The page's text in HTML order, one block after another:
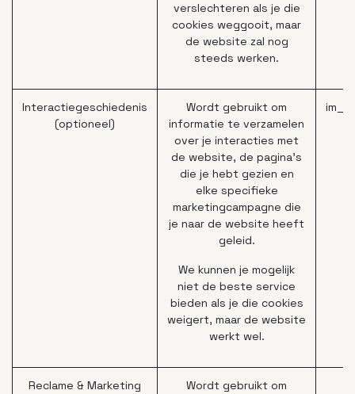
verslechteren als je die
cookies weggooit, maar
de website zal nog
steeds werken.
Interactiegeschiedenis
(optioneel)
Wordt gebruikt om
informatie te verzamelen
over je interacties met
de website, de pagina's
die je hebt gezien en
elke specifieke
marketingcampagne die
je naar de website heeft
geleid.
We kunnen je mogelijk
niet de beste service
bieden als je die cookies
weigert, maar de website
werkt wel.
Reclame & Marketing
Wordt gebruikt om